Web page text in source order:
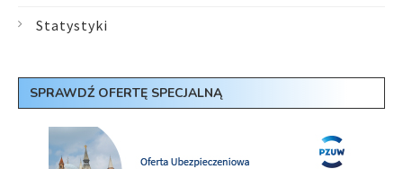
Statystyki
SPRAWDŹ OFERTĘ SPECJALNĄ